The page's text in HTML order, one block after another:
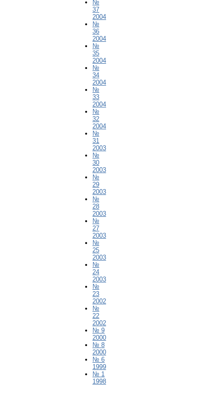
№
37
2004
№
36
2004
№
35
2004
№
34
2004
№
33
2004
№
32
2004
№
31
2003
№
30
2003
№
29
2003
№
28
2003
№
27
2003
№
25
2003
№
24
2003
№
23
2002
№
22
2002
№ 9
2000
№ 8
2000
№ 6
1999
№ 1
1998